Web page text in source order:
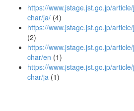
https://www.jstage.jst.go.jp/
char/ja/ (4)
https://www.jstage.jst.go.jp/
(2)
https://www.jstage.jst.go.jp/
char/en (1)
https://www.jstage.jst.go.jp/
char/ja (1)